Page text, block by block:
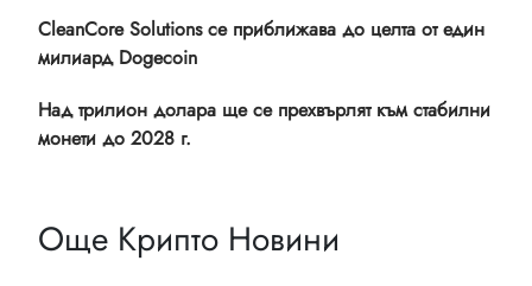
CleanCore Solutions се приближава до целта от един
милиард Dogecoin
Над трилион долара ще се прехвърлят към стабилни
монети до 2028 г.
Още Крипто Новини